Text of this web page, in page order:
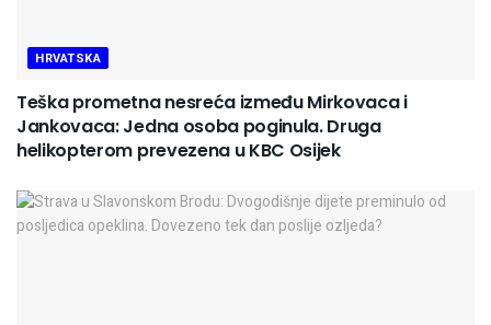
HRVATSKA
Teška prometna nesreća između Mirkovaca i
Jankovaca: Jedna osoba poginula. Druga
helikopterom prevezena u KBC Osijek